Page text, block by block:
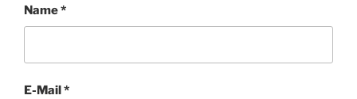
Name*
E-Mail *